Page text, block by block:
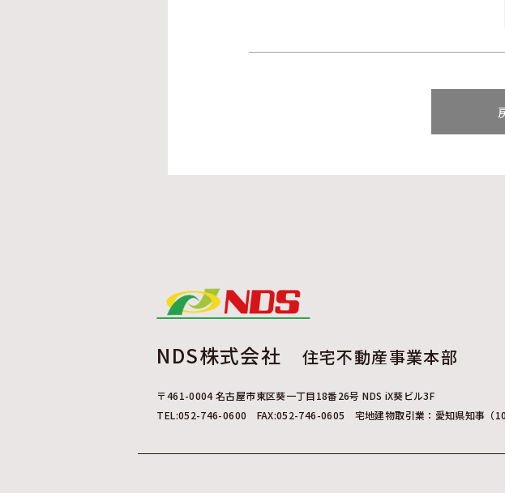
NDS株式会社 住宅不動産事業本部
〒461-0004 名古屋市東区葵一丁目18番26号 NDS iX葵ビル3F
TEL:052-746-0600 FAX:052-746-0605 宅地建物取引業：愛知県知事（